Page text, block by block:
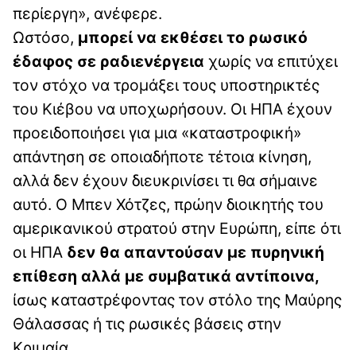
περίεργη», ανέφερε.
Ωστόσο, μπορεί να εκθέσει το ρωσικό
έδαφος σε ραδιενέργεια χωρίς να επιτύχει
τον στόχο να τρομάξει τους υποστηρικτές
του Κιέβου να υποχωρήσουν. Οι ΗΠΑ έχουν
προειδοποιήσει για μια «καταστροφική»
απάντηση σε οποιαδήποτε τέτοια κίνηση,
αλλά δεν έχουν διευκρινίσει τι θα σήμαινε
αυτό. Ο Μπεν Χότζες, πρώην διοικητής του
αμερικανικού στρατού στην Ευρώπη, είπε ότι
οι ΗΠΑ δεν θα απαντούσαν με πυρηνική
επίθεση αλλά με συμβατικά αντίποινα,
ίσως καταστρέφοντας τον στόλο της Μαύρης
Θάλασσας ή τις ρωσικές βάσεις στην